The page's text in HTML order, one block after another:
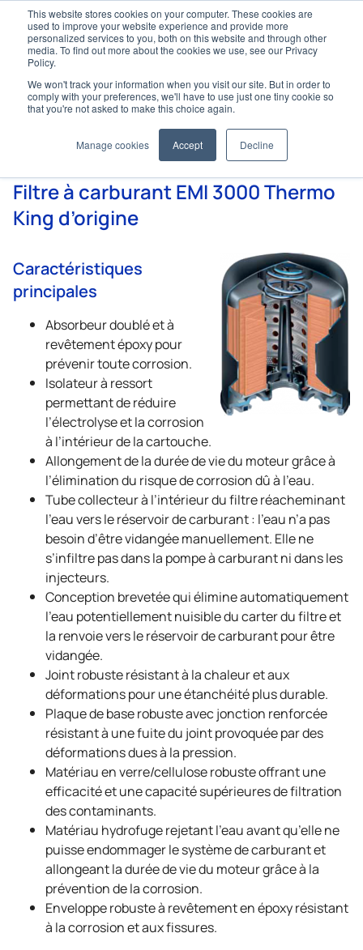
This website stores cookies on your computer. These cookies are
used to improve your website experience and provide more
personalized services to you, both on this website and through other
media. To find out more about the cookies we use, see our Privacy
Policy.
We won't track your information when you visit our site. But in order to
comply with your preferences, we'll have to use just one tiny cookie so
that you're not asked to make this choice again.
Manage cookies Accept Decline
Home Pièces d’origine Filters Fuel Filters
Filtres à carburant
Filtre à carburant EMI 3000Thermo
King d’origine
Caractéristiques
principales
Absorbeur doublé et à
revêtement époxy pour
prévenir toute corrosion.
Isolateur à ressort
permettant de réduire
l’électrolyse et la corrosion
à l’intérieur de la cartouche.
Allongement de la durée de vie du moteur grâce à
l’élimination du risque de corrosion dû à l’eau.
Tube collecteur à l’intérieur du filtre réacheminant
l’eau vers le réservoir de carburant : l’eau n’a pas
besoin d’être vidangée manuellement. Elle ne
s’infiltre pas dans la pompe à carburant ni dans les
injecteurs.
Conception brevetée qui élimine automatiquement
l’eau potentiellement nuisible du carter du filtre et
la renvoie vers le réservoir de carburant pour être
vidangée.
Joint robuste résistant à la chaleur et aux
déformations pour une étanchéité plus durable.
Plaque de base robuste avec jonction renforcée
résistant à une fuite du joint provoquée par des
déformations dues à la pression.
Matériau en verre/cellulose robuste offrant une
efficacité et une capacité supérieures de filtration
des contaminants.
Matériau hydrofuge rejetant l’eau avant qu’elle ne
puisse endommager le système de carburant et
allongeant la durée de vie du moteur grâce à la
prévention de la corrosion.
Enveloppe robuste à revêtement en époxy résistant
à la corrosion et aux fissures.